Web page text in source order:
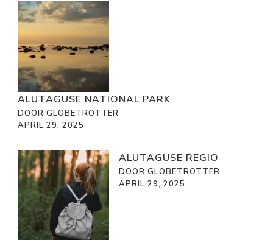
ALUTAGUSE NATIONAL PARK
DOOR GLOBETROTTER
APRIL 29, 2025
ALUTAGUSE REGIO
DOOR GLOBETROTTER
APRIL 29, 2025